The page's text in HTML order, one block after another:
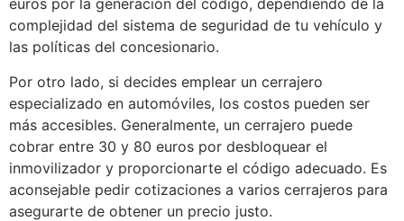
euros por la generación del código, dependiendo de la
complejidad del sistema de seguridad de tu vehículo y
las políticas del concesionario.
Por otro lado, si decides emplear un cerrajero
especializado en automóviles, los costos pueden ser
más accesibles. Generalmente, un cerrajero puede
cobrar entre 30 y 80 euros por desbloquear el
inmovilizador y proporcionarte el código adecuado. Es
aconsejable pedir cotizaciones a varios cerrajeros para
asegurarte de obtener un precio justo.